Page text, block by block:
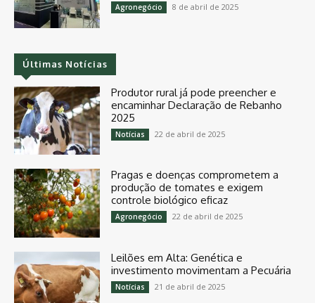
Agronegócio 8 de abril de 2025
Últimas Notícias
Produtor rural já pode preencher e
encaminhar Declaração de Rebanho
2025
Notícias 22 de abril de 2025
Pragas e doenças comprometem a
produção de tomates e exigem
controle biológico eficaz
Agronegócio 22 de abril de 2025
Leilões em Alta: Genética e
investimento movimentam a Pecuária
Notícias 21 de abril de 2025